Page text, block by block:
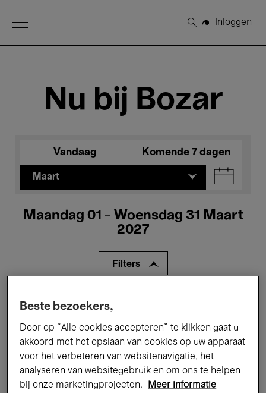
Open Menu
Zoeken
Inloggen
Nu bij Bozar
Vandaag Komende 7 dagen
Maart
Maandag 01 - Woensdag 31 Maart
2027
Filters
Alle evenementen
Tentoonstellingen Films
Performances Lezingen & Debatten
Jazz Klassieke Muziek Global Music
Beste bezoekers,
Door op “Alle cookies accepteren” te klikken gaat u
akkoord met het opslaan van cookies op uw apparaat
voor het verbeteren van websitenavigatie, het
analyseren van websitegebruik en om ons te helpen
bij onze marketingprojecten.
Meer informatie